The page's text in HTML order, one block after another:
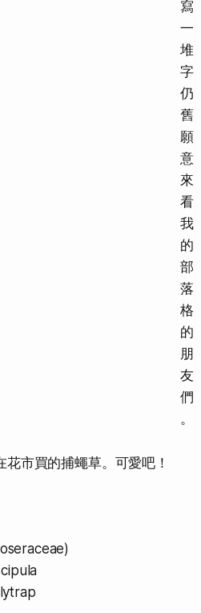
寫
一
堆
字
仍
舊
願
意
來
看
我
的
部
落
格
的
朋
友
們
。
花市買的捕蠅草。可愛吧！